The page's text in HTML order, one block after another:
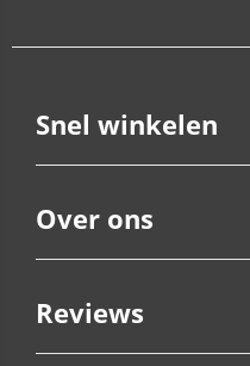
Snel winkelen
Over ons
Reviews